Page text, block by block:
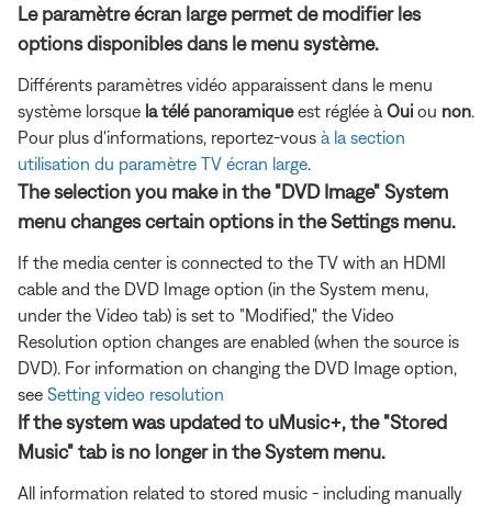
Le paramètre écran large permet de modifier les
options disponibles dans le menu système.
Différents paramètres vidéo apparaissent dans le menu
système lorsque la télé panoramiqueest réglée à Oui ou non
Pour plus d'informations, reportez-vous à la section
utilisation du paramètre TV écran large
The selection you make in the "DVD Image" System
menu changes certain options in the Settings menu.
If the media center is connected to the TV with an HDMI
cable and the DVD Image option (in the System menu,
under the Video tab) is set to "Modified," the Video
Resolution option changes are enabled (when the source is
DVD). For information on changing the DVD Image option,
see Setting video resolution
If the system was updated to uMusic+, the "Stored
Music" tab is no longer in the System menu.
All information related to stored music - including manually